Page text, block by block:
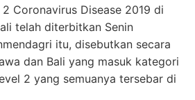
Coronavirus Disease 2019 di
telah diterbitkan Senin
itu, disebutkan secara
dan Bali yang masuk kategori
2 yang semuanya tersebar di